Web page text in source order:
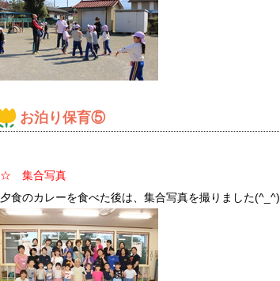
お泊り保育⑤
☆ 集合写真
夕食のカレーを食べた後は、集合写真を撮りました(^_^)